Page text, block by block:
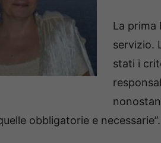
La prima
servizio.
stati i
obbligatorie e necessarie”.